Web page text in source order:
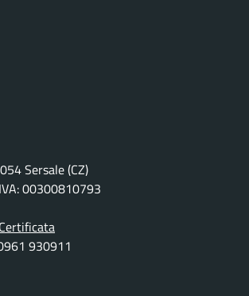
Sersale (CZ)
00300810793
930911